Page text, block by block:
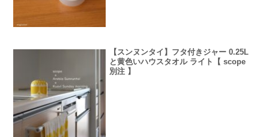
【スンヌンタイ】フタ付きジャー 0.25L
と黄色いハウスタオル ライト【 scope
別注 】